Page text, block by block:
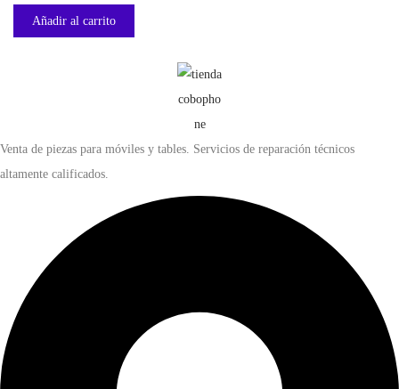
Añadir al carrito
Venta de piezas para móviles y tables. Servicios de reparación técnicos
altamente calificados.